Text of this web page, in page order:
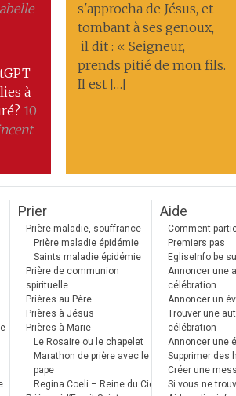
à
10
s'approcha de Jésus, et
tombant à ses genoux,
il dit : « Seigneur,
prends pitié de mon fils.
Il est […]
Prier
Prière maladie, souffrance
Prière maladie épidémie
Saints maladie épidémie
Prière de communion
spirituelle
Prières au Père
Prières à Jésus
Prières à Marie
Le Rosaire ou le chapelet
Marathon de prière avec le
pape
Regina Coeli – Reine du Ciel
Aide
Comment
Premiers pas
EgliseInfo.be
Annoncer une
célébration
Annoncer un
Trouver une
célébration
Annoncer une
Supprimer des
Créer une
Si vous ne